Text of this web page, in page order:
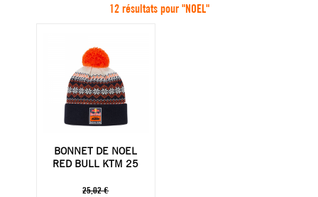
12 résultats pour "NOEL"
BONNET DE NOEL
RED BULL KTM 25
25,02 €